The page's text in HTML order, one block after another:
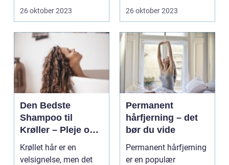
26 oktober 2023
personlighed og stil til
26 oktober 2023
Den Bedste
Shampoo til
Krøller – Pleje og
Definition til Dine
Smukke Lokker
Krøllet hår er en
velsignelse, men det
Permanent
hårfjerning – det
bør du vide
Permanent hårfjerning
er en populær